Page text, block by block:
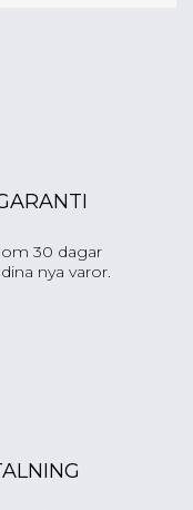
30 dagar
nya varor.